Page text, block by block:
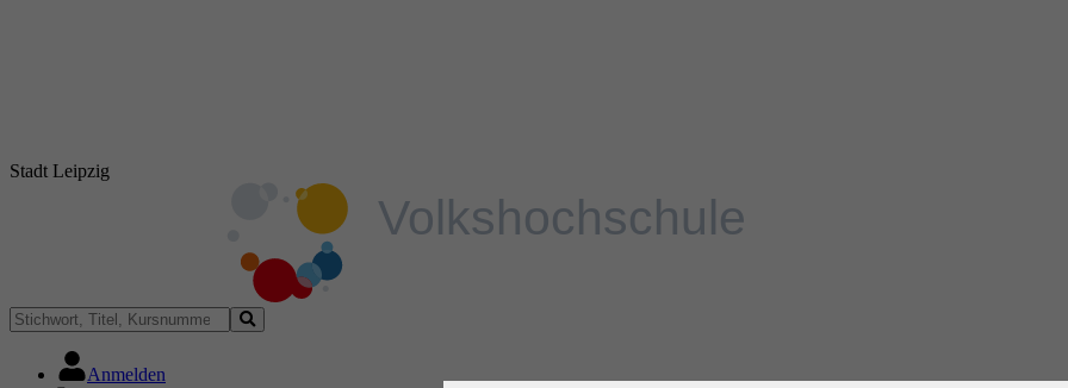
Stadt Leipzig
Anmelden